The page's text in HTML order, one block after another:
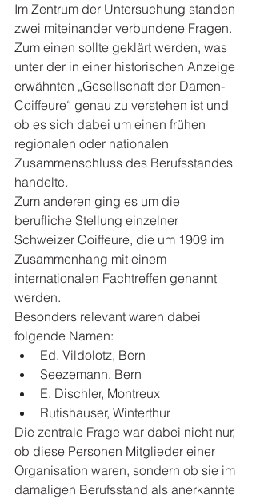
Im Zentrum der Untersuchung standen
zwei miteinander verbundene Fragen.
Zum einen sollte geklärt werden, was
unter der in einer historischen Anzeige
erwähnten „Gesellschaft der Damen-
Coiffeure“ genau zu verstehen ist und
ob es sich dabei um einen frühen
regionalen oder nationalen
Zusammenschluss des Berufsstandes
handelte.
Zum anderen ging es um die
berufliche Stellung einzelner
Schweizer Coiffeure, die um 1909 im
Zusammenhang mit einem
internationalen Fachtreffen genannt
werden.
Besonders relevant waren dabei
folgende Namen:
Ed. Vildolotz, Bern
Seezemann, Bern
E. Dischler, Montreux
Rutishauser, Winterthur
Die zentrale Frage war dabei nicht nur,
ob diese Personen Mitglieder einer
Organisation waren, sondern ob sie im
damaligen Berufsstand als anerkannte